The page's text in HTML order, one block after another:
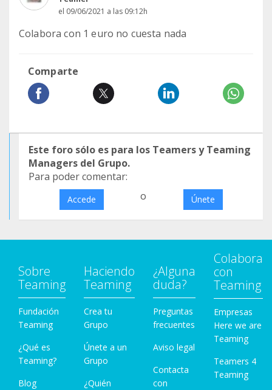
el 09/06/2021 a las 09:12h
Colabora con 1 euro no cuesta nada
Comparte
Este foro sólo es para los Teamers y Teaming
Managers del Grupo.
Para poder comentar:
Accede o Únete
Sobre
Teaming
Fundación
Teaming
¿Qué es
Teaming?
Blog
Haciendo
Teaming
Crea tu
Grupo
Únete a un
Grupo
¿Quién
¿Alguna
duda?
Preguntas
frecuentes
Aviso legal
Contacta
con
Colabora
con
Teaming
Empresas
Here we are
Teaming
Teamers 4
Teaming